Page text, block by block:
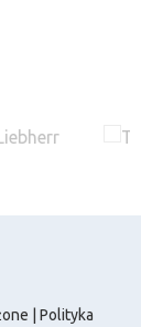
| Polityka